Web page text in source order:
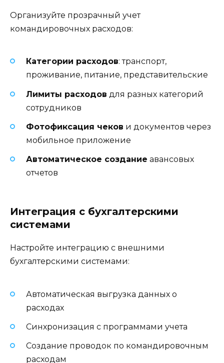
Организуйте прозрачный учет
командировочных расходов:
Категории расходов: транспорт,
проживание, питание, представительские
Лимиты расходов для разных категорий
сотрудников
Фотофиксация чеков и документов через
мобильное приложение
Автоматическое создание авансовых
отчетов
Интеграция с бухгалтерскими
системами
Настройте интеграцию с внешними
бухгалтерскими системами:
Автоматическая выгрузка данных о
расходах
Синхронизация с программами учета
Создание проводок по командировочным
расходам